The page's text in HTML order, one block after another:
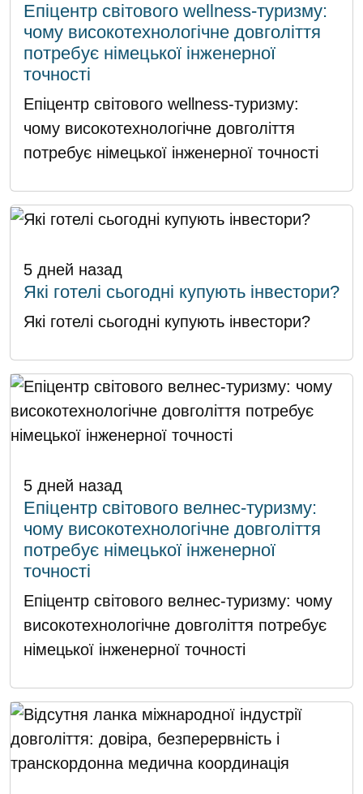
Епіцентр світового wellness-туризму:
чому високотехнологічне довголіття
потребує німецької інженерної
точності
Епіцентр світового wellness-туризму:
чому високотехнологічне довголіття
потребує німецької інженерної точності
5 дней назад
Які готелі сьогодні купують інвестори?
Які готелі сьогодні купують інвестори?
5 дней назад
Епіцентр світового велнес-туризму:
чому високотехнологічне довголіття
потребує німецької інженерної
точності
Епіцентр світового велнес-туризму: чому
високотехнологічне довголіття потребує
німецької інженерної точності